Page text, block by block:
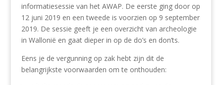
informatiesessie van het AWAP. De eerste ging door op
12 juni 2019 en een tweede is voorzien op 9 september
2019. De sessie geeft je een overzicht van archeologie
in Wallonië en gaat dieper in op de do’s en don’ts.
Eens je de vergunning op zak hebt zijn dit de
belangrijkste voorwaarden om te onthouden: